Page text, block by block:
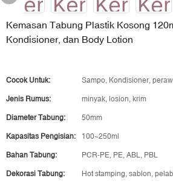
Kemasan Tabung Plastik Kosong
Kondisioner, dan Body Lotion
Cocok Untuk: Sampo, Kondisioner,
Jenis Rumus: minyak, losion, krim
Diameter Tabung: 50mm
Kapasitas Pengisian: 100~250ml
Bahan Tabung: PCR-PE, PE, ABL, PBL
Dekorasi Tabung: Hot stamping, sablon,